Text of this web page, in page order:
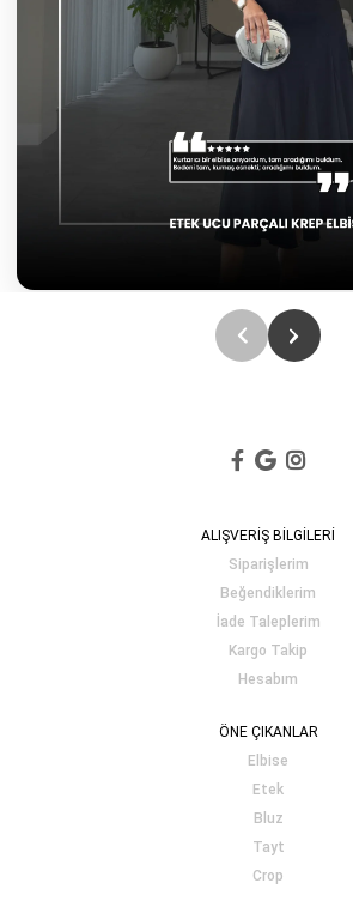
ALIŞVERİŞ BİLGİLERİ
Siparişlerim
Beğendiklerim
İade Taleplerim
Kargo Takip
Hesabım
ÖNE ÇIKANLAR
Elbise
Etek
Bluz
Tayt
Crop